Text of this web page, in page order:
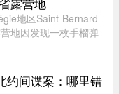
地区Saint-Bernard-
地因发现一枚手榴弹
约间谍案：哪里错